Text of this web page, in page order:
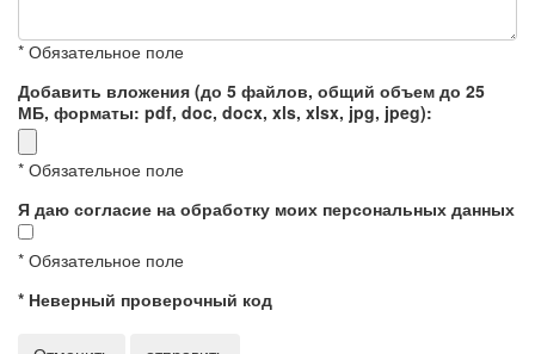
* Обязательное поле
Добавить вложения (до 5 файлов, общий объем до 25
МБ, форматы: pdf, doc, docx, xls, xlsx, jpg, jpeg):
* Обязательное поле
Я даю согласие на обработку моих персональных данных
* Обязательное поле
* Неверный проверочный код